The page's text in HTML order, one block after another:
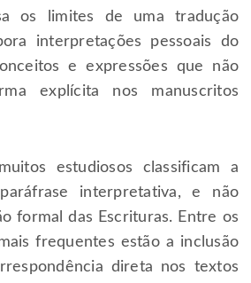
os limites de uma tradução
interpretações pessoais do
e expressões que não
explícita nos manuscritos
estudiosos classificam a
interpretativa, e não
formal das Escrituras. Entre os
frequentes estão a inclusão
direta nos textos